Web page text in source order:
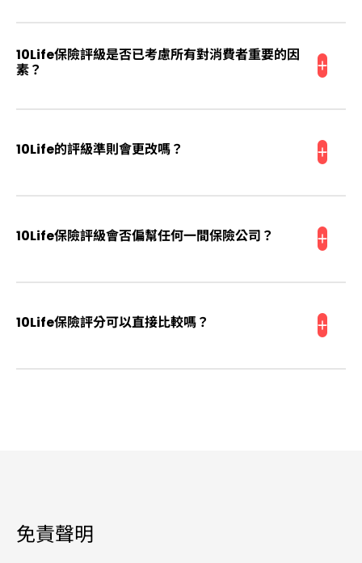
保險公司通知我們其產品的發佈及更新情況。10Life精算
師會分析產品，並按照既定的評級準則，為產品評分。我
費者免費瀏覽。
10Life保險評級是否已考慮所有對消費者重要的因
素？
擇保險產品時，消費者需考慮很多事情。10Life保險評級
並沒有考慮一些難以量化的因素，如品牌偏好、市場佔有
者的需要均有所不同，10Life保險評分乃基於一般性情況
10Life的評級準則會更改嗎？
師會因應產品的特點、市場整體質素，不時檢視及修訂評
級準則，以確保產品於保險種類中得到合理評分。
10Life保險評級會否偏幫任何一間保險公司？
險公司。保險公司可以了解10Life的評級方法，提高保險
產品的質素，從而爭取較高的產品評級及評分。
10Life保險評分可以直接比較嗎？
免責聲明